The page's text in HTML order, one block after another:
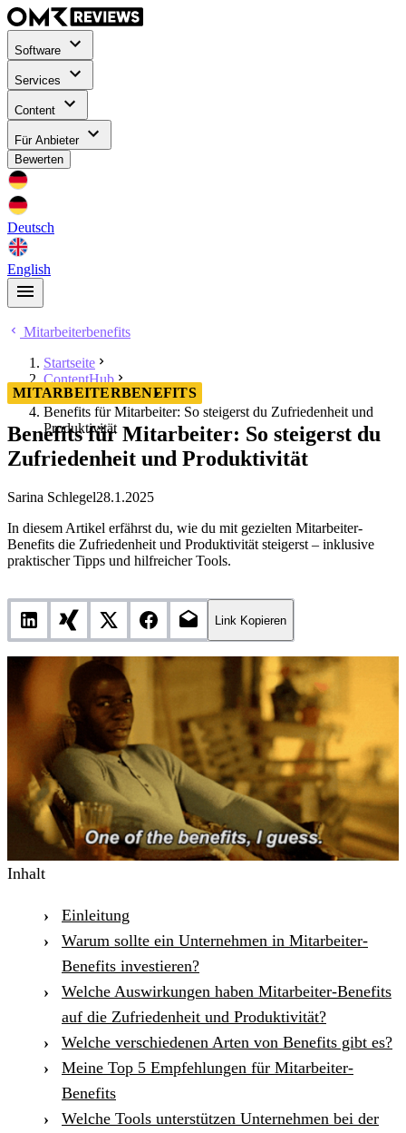
Software
Services
Content
Für Anbieter
Bewerten
Deutsch
English
Mitarbeiterbenefits
Startseite
ContentHub
Mitarbeiterbenefits
Benefits für Mitarbeiter: So steigerst du Zufriedenheit und
Produktivität
MITARBEITERBENEFITS
Benefits für Mitarbeiter: So steigerst du
Zufriedenheit und Produktivität
Sarina Schlegel28.1.2025
In diesem Artikel erfährst du, wie du mit gezielten Mitarbeiter-
Benefits die Zufriedenheit und Produktivität steigerst – inklusive
praktischer Tipps und hilfreicher Tools.
Link Kopieren
Inhalt
Einleitung
Warum sollte ein Unternehmen in Mitarbeiter-
Benefits investieren?
Welche Auswirkungen haben Mitarbeiter-Benefits
auf die Zufriedenheit und Produktivität?
Welche verschiedenen Arten von Benefits gibt es?
Meine Top 5 Empfehlungen für Mitarbeiter-
Benefits
Welche Tools unterstützen Unternehmen bei der